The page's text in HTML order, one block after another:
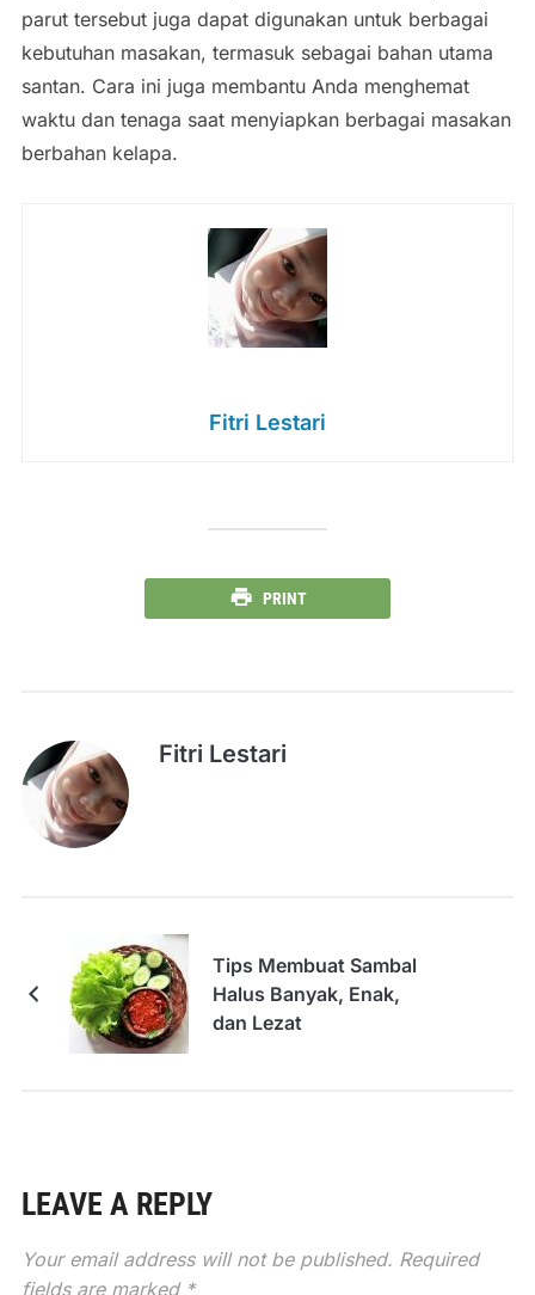
parut tersebut juga dapat digunakan untuk berbagai
kebutuhan masakan, termasuk sebagai bahan utama
santan. Cara ini juga membantu Anda menghemat
waktu dan tenaga saat menyiapkan berbagai masakan
berbahan kelapa.
Fitri Lestari
PRINT
Fitri Lestari
Tips Membuat Sambal
Halus Banyak, Enak,
dan Lezat
LEAVE A REPLY
Your email address will not be published. Required
fields are marked *